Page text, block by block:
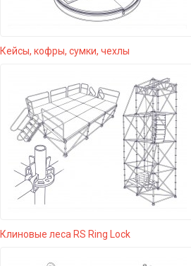
Кейсы, кофры, сумки, чехлы
Клиновые леса RS Ring Lock